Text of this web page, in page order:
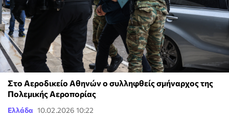
Στο Αεροδικείο Αθηνών ο συλληφθείς σμήναρχος της
Πολεμικής Αεροπορίας
Ελλάδα 10.02.2026 10:22